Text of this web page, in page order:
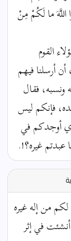
ما لَكُمْ مِنْ
القوم
أرسلنا فيهم
فقال
فإنكم ليس
أوجدكم في
عبدتم غيره؟!.
لكم من إله غيره
في إثر